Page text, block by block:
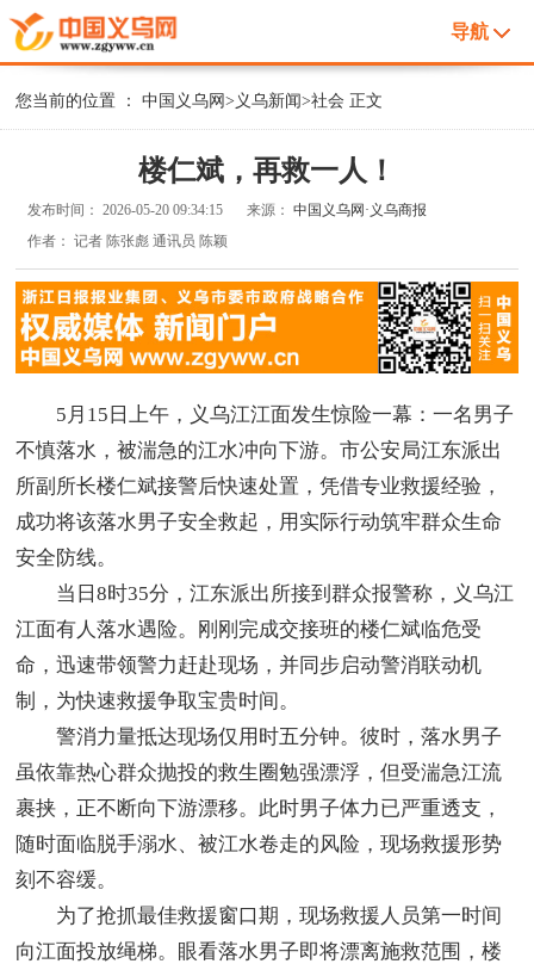
导航
您当前的位置 ：中国义乌网> 义乌新闻>社会 正文
楼仁斌，再救一人！
发布时间：2026-05-20 09:34:15 来源：中国义乌网·义乌商报
作者：记者 陈张彪 通讯员 陈颖
5月15日上午，义乌江江面发生惊险一幕：一名男子
不慎落水，被湍急的江水冲向下游。市公安局江东派出
所副所长楼仁斌接警后快速处置，凭借专业救援经验，
成功将该落水男子安全救起，用实际行动筑牢群众生命
安全防线。
当日8时35分，江东派出所接到群众报警称，义乌江
江面有人落水遇险。刚刚完成交接班的楼仁斌临危受
命，迅速带领警力赶赴现场，并同步启动警消联动机
制，为快速救援争取宝贵时间。
警消力量抵达现场仅用时五分钟。彼时，落水男子
虽依靠热心群众抛投的救生圈勉强漂浮，但受湍急江流
裹挟，正不断向下游漂移。此时男子体力已严重透支，
随时面临脱手溺水、被江水卷走的风险，现场救援形势
刻不容缓。
为了抢抓最佳救援窗口期，现场救援人员第一时间
向江面投放绳梯。眼看落水男子即将漂离施救范围，楼